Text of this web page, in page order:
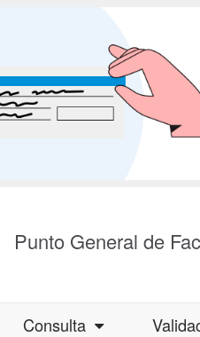
Punto General de
Consulta